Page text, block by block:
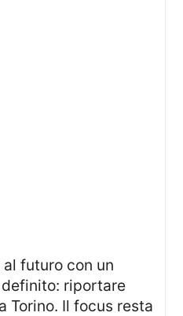
riportare
a Torino. Il focus resta